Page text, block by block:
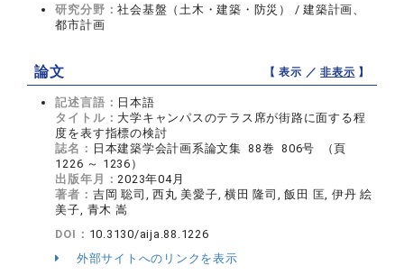
研究分野：社会基盤（土木・建築・防災） / 建築計画、
都市計画
論文 【 表示 ／非表示 】
記述言語： 日本語
タイトル： 大学キャンパスのテラス席が街路に面する程
度を表す指標の検討
誌名： 日本建築学会計画系論文集 88巻 806号 （頁
1226 ～ 1236）
出版年月：2023年04月
著者： 吉岡 聡司, 西丸 美愛子, 横田 隆司, 飯田 匡, 伊丹 絵
美子, 青木 嵩
DOI： 10.3130/aija.88.1226
外部サイトへのリンクを表示